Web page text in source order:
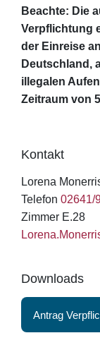
Beachte: Die
Verpflichtung
der Einreise
Deutschland,
illegalen
Zeitraum von
Kontakt
Lorena
Telefon 02641/
Zimmer E.28
Downloads
Antrag